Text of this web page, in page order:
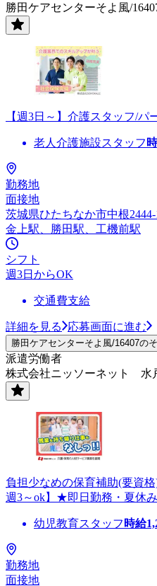
勝田ケアセンターそよ風/
【週3日～】介護スタッフ/パ
老人介護施設スタッフ
勤務地
面接地
茨城県ひたちなか市中根2444-
金上駅、勝田駅、工機前駅
シフト
週3日からOK
交通費支給
詳細を見る 応募画面に進む
勝田ケアセンターそよ風/16407の
派遣労働者
株式会社ニッソーネット 水
負担少なめの保育補助(要資
週3～ok】★即日勤務・夏休
幼児教育スタッフ 時給
勤務地
面接地